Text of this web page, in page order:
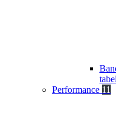
Performance 11